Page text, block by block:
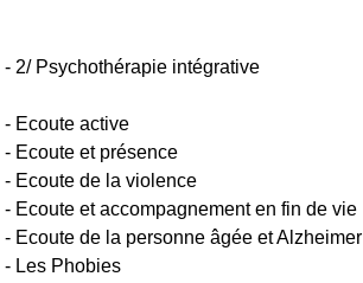
- 2/ Psychothérapie intégrative
- Ecoute active
- Ecoute et présence
- Ecoute de la violence
- Ecoute et accompagnement en fin de vie
- Ecoute de la personne âgée et Alzheimer
- Les Phobies